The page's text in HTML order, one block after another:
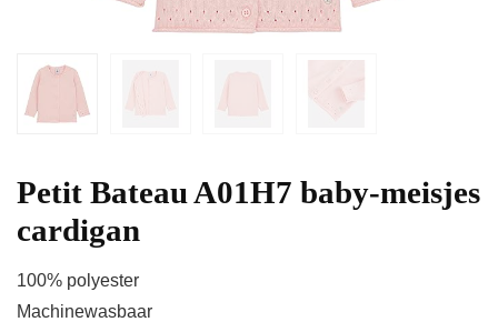
Petit Bateau A01H7 baby-meisjes
cardigan
100% polyester
Machinewasbaar